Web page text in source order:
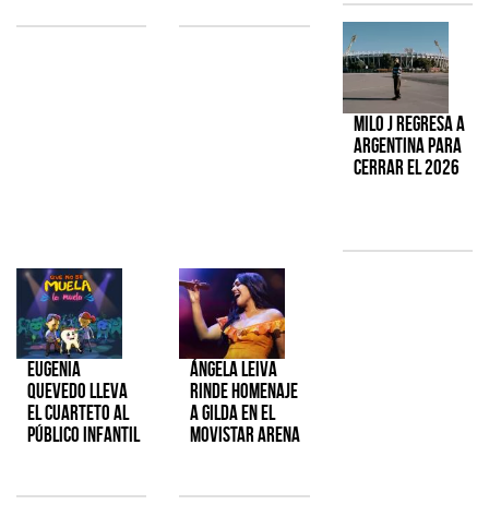
Milo J regresa a
Argentina para
cerrar el 2026
Eugenia
Quevedo lleva
el cuarteto al
público infantil
Ángela Leiva
rinde homenaje
a Gilda en el
Movistar Arena